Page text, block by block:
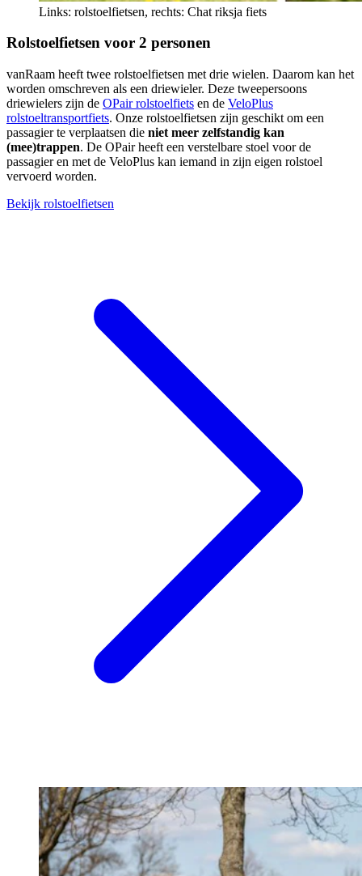
Links: rolstoelfietsen, rechts: Chat riksja fiets
Rolstoelfietsen voor 2 personen
vanRaam heeft twee rolstoelfietsen met drie wielen. Daarom kan het
worden omschreven als een driewieler. Deze tweepersoons
driewielers zijn de OPair rolstoelfiets en de VeloPlus
rolstoeltransportfiets. Onze rolstoelfietsen zijn geschikt om een
passagier te verplaatsen die niet meer zelfstandig kan
(mee)trappen. De OPair heeft een verstelbare stoel voor de
passagier en met de VeloPlus kan iemand in zijn eigen rolstoel
vervoerd worden.
Bekijk rolstoelfietsen